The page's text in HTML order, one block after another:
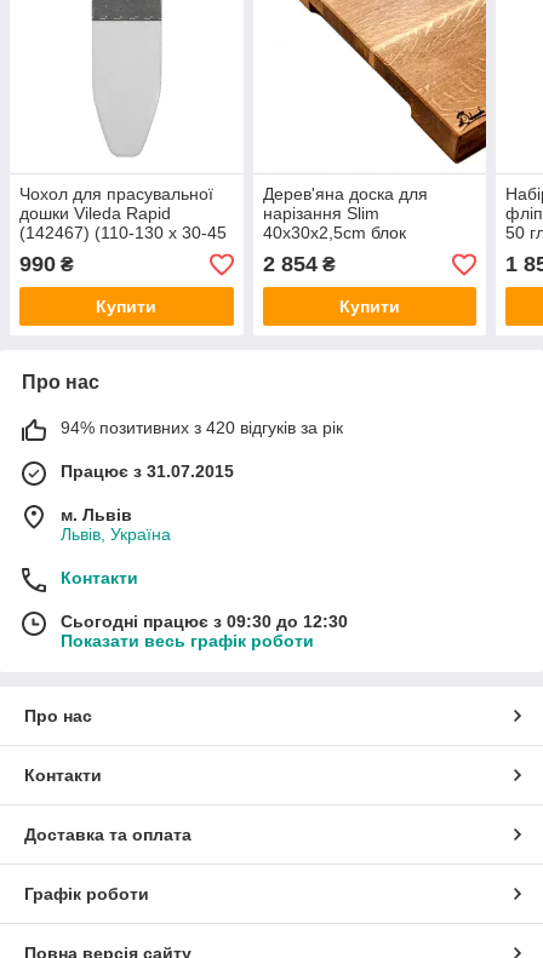
Чохол для прасувальної
дошки Vileda Rapid
(142467) (110-130 x 30-45
990 ₴
Купити
Дерев'яна доска для
нарізання Slim
40x30x2,5cm блок
2 854₴
Купити
50
1
Про нас
94% позитивних з 420 відгуків за рік
Працює з 31.07.2015
м. Львів
Львів, Україна
Контакти
Сьогодні працює з 09:30 до 12:30
Показати весь графік роботи
Про нас
Контакти
Доставка та оплата
Графік роботи
Повна версія сайту